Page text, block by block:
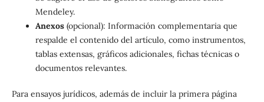
Mendeley.
Anexos(opcional): Información complementaria que
respalde el contenido del artículo, como instrumentos,
tablas extensas, gráficos adicionales, fichas técnicas o
documentos relevantes.
Para ensayos jurídicos, además de incluir la primera página